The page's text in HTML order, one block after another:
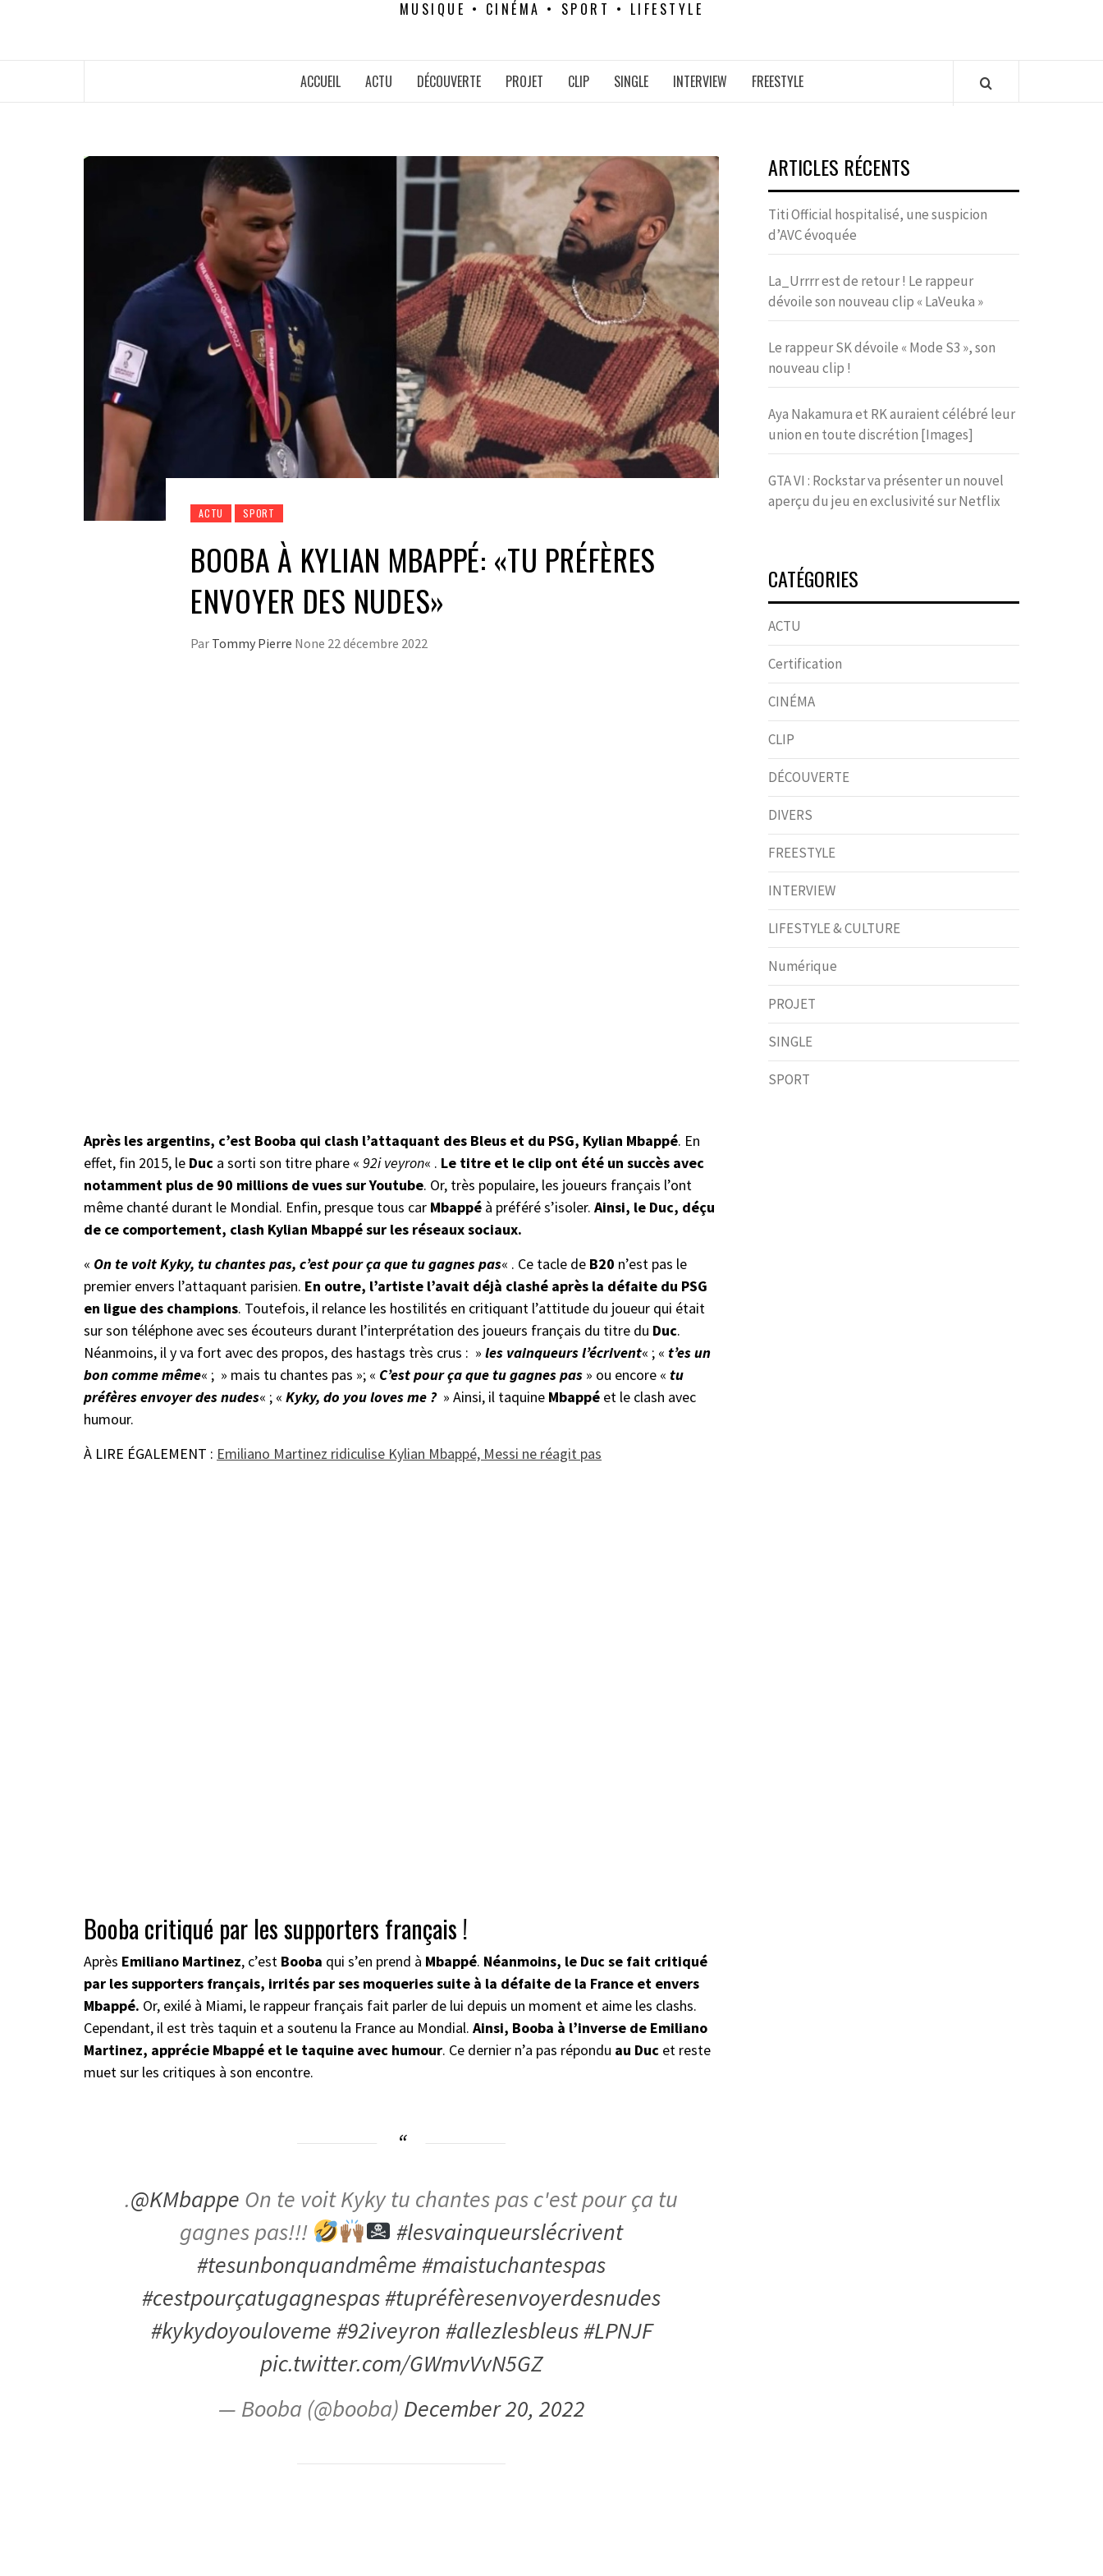
MUSIQUE • CINÉMA • SPORT • LIFESTYLE
ACCUEIL ACTU DÉCOUVERTE PROJET CLIP SINGLE INTERVIEW FREESTYLE
ACTU SPORT
BOOBA À KYLIAN MBAPPÉ: «TU PRÉFÈRES
ENVOYER DES NUDES»
Par Tommy Pierre None 22 décembre 2022
Après les argentins, c’est Booba qui clash l’attaquant des Bleus et du PSG, Kylian Mbappé. En
effet, fin 2015, le Duc a sorti son titre phare « 92i veyron« . Le titre et le clip ont été un succès avec
notamment plus de 90 millions de vues sur Youtube. Or, très populaire, les joueurs français l’ont
même chanté durant le Mondial. Enfin, presque tous car Mbappé à préféré s’isoler. Ainsi, le Duc, déçu
de ce comportement, clash Kylian Mbappé sur les réseaux sociaux.
« On te voit Kyky, tu chantes pas, c’est pour ça que tu gagnes pas« . Ce tacle de B20 n’est pas le
premier envers l’attaquant parisien. En outre, l’artiste l’avait déjà clashé après la défaite du PSG
en ligue des champions. Toutefois, il relance les hostilités en critiquant l’attitude du joueur qui était
sur son téléphone avec ses écouteurs durant l’interprétation des joueurs français du titre du Duc.
Néanmoins, il y va fort avec des propos, des hastags très crus : » les vainqueurs l’écrivent« ; « t’es un
bon comme même« ; » mais tu chantes pas »; « C’est pour ça que tu gagnes pas » ou encore « tu
préfères envoyer des nudes« ; « Kyky, do you loves me ? » Ainsi, il taquine Mbappé et le clash avec
humour.
À LIRE ÉGALEMENT : Emiliano Martinez ridiculise Kylian Mbappé, Messi ne réagit pas
Booba critiqué par les supporters français !
Après Emiliano Martinez, c’est Booba qui s’en prend à Mbappé. Néanmoins, le Duc se fait critiqué
par les supporters français, irrités par ses moqueries suite à la défaite de la France et envers
Mbappé. Or, exilé à Miami, le rappeur français fait parler de lui depuis un moment et aime les clashs.
Cependant, il est très taquin et a soutenu la France au Mondial. Ainsi, Booba à l’inverse de Emiliano
Martinez, apprécie Mbappé et le taquine avec humour. Ce dernier n’a pas répondu au Duc et reste
muet sur les critiques à son encontre.
.@KMbappe On te voit Kyky tu chantes pas c'est pour ça tu
gagnes pas!!!
#lesvainqueurslécrivent
#tesunbonquandmême#maistuchantespas
#cestpourçatugagnespas#tupréfèresenvoyerdesnudes
#kykydoyouloveme#92iveyron#allezlesbleus#LPNJF
pic.twitter.com/GWmvVvN5GZ
— Booba (@booba) December 20, 2022
ARTICLES RÉCENTS
Titi Official hospitalisé, une suspicion
d’AVC évoquée
La_Urrrr est de retour ! Le rappeur
dévoile son nouveau clip « LaVeuka »
Le rappeur SK dévoile « Mode S3 », son
nouveau clip !
Aya Nakamura et RK auraient célébré leur
union en toute discrétion [Images]
GTA VI : Rockstar va présenter un nouvel
aperçu du jeu en exclusivité sur Netflix
CATÉGORIES
ACTU
Certification
CINÉMA
CLIP
DÉCOUVERTE
DIVERS
FREESTYLE
INTERVIEW
LIFESTYLE & CULTURE
Numérique
PROJET
SINGLE
SPORT